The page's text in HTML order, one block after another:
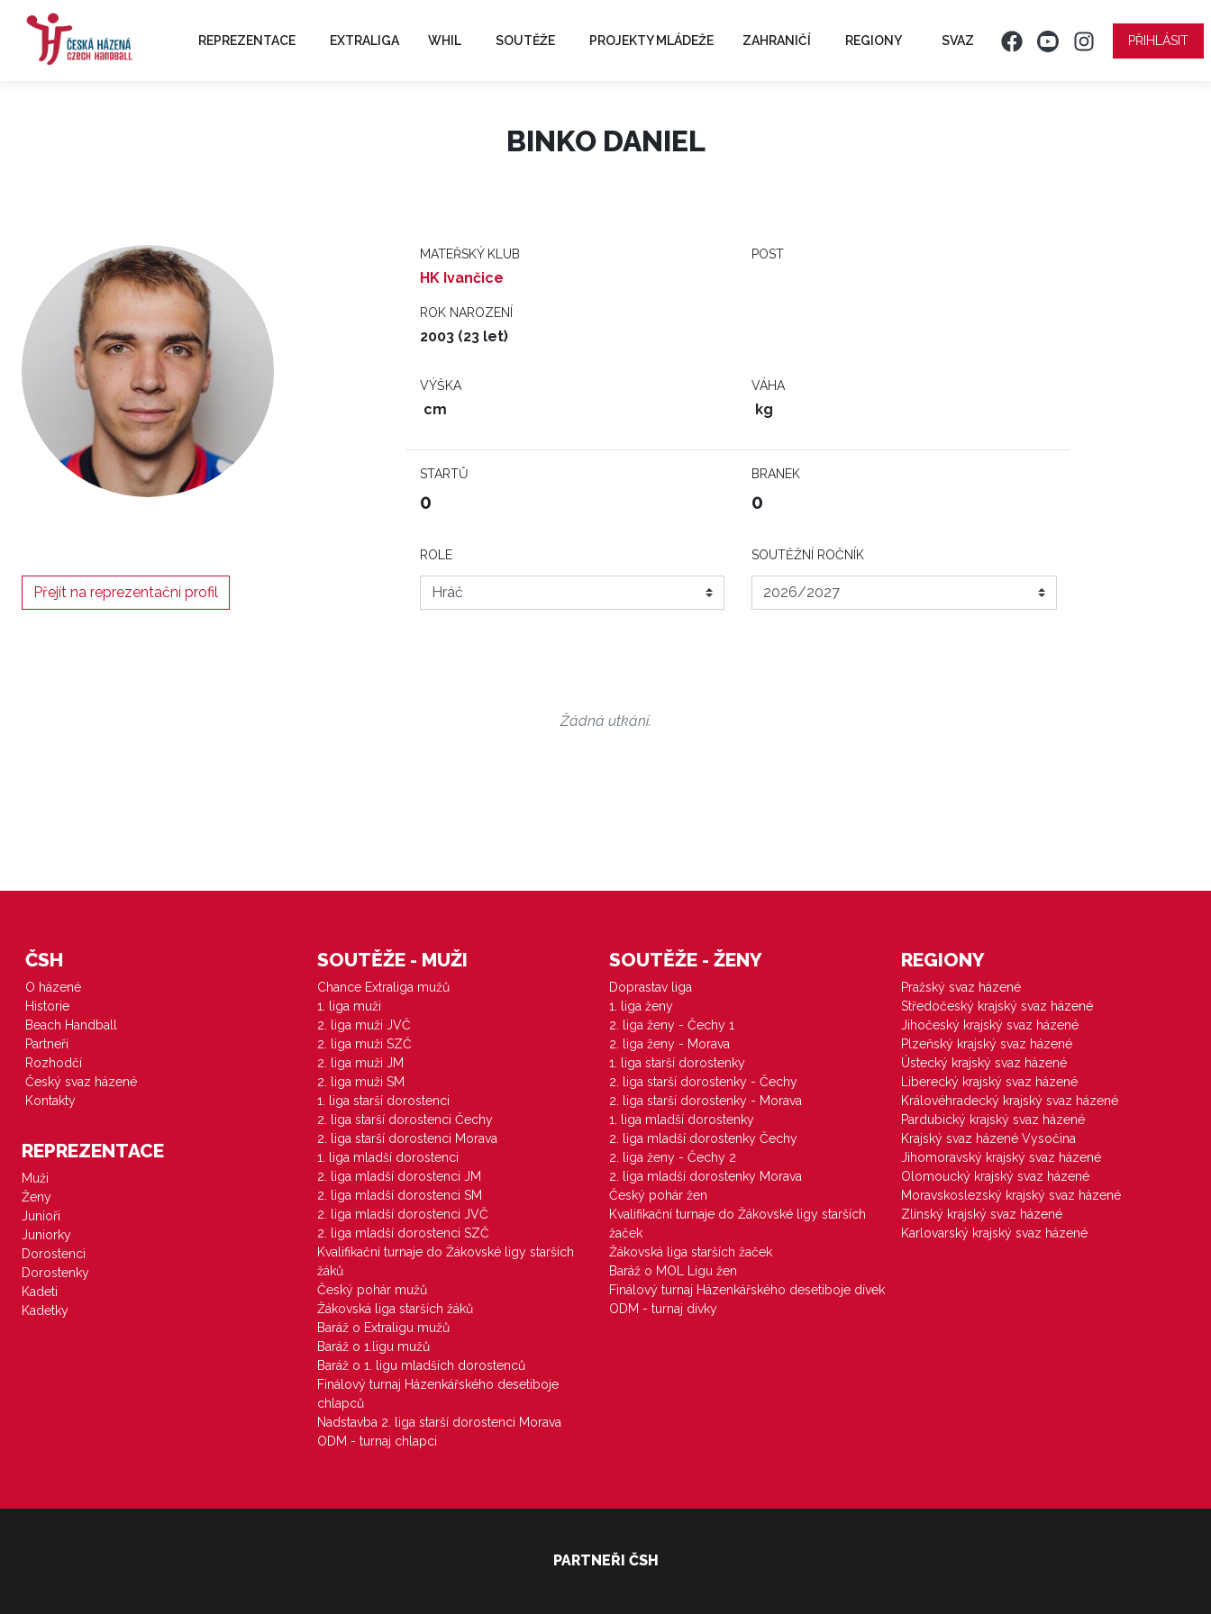
REPREZENTACE EXTRALIGA WHIL SOUTĚŽE PROJEKTY MLÁDEŽE ZAHRANIČÍ REGIONY SVAZ PŘIHLÁSIT
BINKO DANIEL
MATEŘSKÝ KLUB
HK Ivančice
POST
ROK NAROZENÍ
2003 (23 let)
VÝŠKA
cm
VÁHA
kg
STARTŮ
0
BRANEK
0
Přejít na reprezentační profil
ROLE SOUTĚŽNÍ ROČNÍK
Žádná utkání.
ČSH
O házené
Historie
Beach Handball
Partneři
Rozhodčí
Český svaz házené
Kontakty
REPREZENTACE
Muži
Ženy
Junioři
Juniorky
Dorostenci
Dorostenky
Kadeti
Kadetky
SOUTĚŽE - MUŽI
Chance Extraliga mužů
1. liga muži
2. liga muži JVČ
2. liga muži SZČ
2. liga muži JM
2. liga muži SM
1. liga starší dorostenci
2. liga starší dorostenci Čechy
2. liga starší dorostenci Morava
1. liga mladší dorostenci
2. liga mladší dorostenci JM
2. liga mladší dorostenci SM
2. liga mladší dorostenci JVČ
2. liga mladší dorostenci SZČ
Kvalifikační turnaje do Žákovské ligy starších
žáků
Český pohár mužů
Žákovská liga starších žáků
Baráž o Extraligu mužů
Baráž o 1.ligu mužů
Baráž o 1. ligu mladších dorostenců
Finálový turnaj Házenkářského desetiboje
chlapců
Nadstavba 2. liga starší dorostenci Morava
ODM - turnaj chlapci
SOUTĚŽE - ŽENY
Doprastav liga
1. liga ženy
2. liga ženy - Čechy 1
2. liga ženy - Morava
1. liga starší dorostenky
2. liga starší dorostenky - Čechy
2. liga starší dorostenky - Morava
1. liga mladší dorostenky
2. liga mladší dorostenky Čechy
2. liga ženy - Čechy 2
2. liga mladší dorostenky Morava
Český pohár žen
Kvalifikační turnaje do Žákovské ligy starších
žaček
Žákovská liga starších žaček
Baráž o MOL Ligu žen
Finálový turnaj Házenkářského desetiboje dívek
ODM - turnaj dívky
REGIONY
Pražský svaz házené
Středočeský krajský svaz házené
Jihočeský krajský svaz házené
Plzeňský krajský svaz házené
Ústecký krajský svaz házené
Liberecký krajský svaz házené
Královéhradecký krajský svaz házené
Pardubický krajský svaz házené
Krajský svaz házené Vysočina
Jihomoravský krajský svaz házené
Olomoucký krajský svaz házené
Moravskoslezský krajský svaz házené
Zlínský krajský svaz házené
Karlovarský krajský svaz házené
PARTNEŘI ČSH